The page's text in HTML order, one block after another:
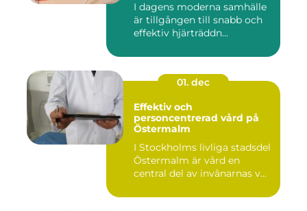
I dagens moderna samhälle
är tillgången till snabb och
effektiv hjärträddn...
01. dec
Effektiv och
personcentrerad vård på
Östermalm
I Stockholms livliga stadsdel
Östermalm är vård en
central del av invånarnas v...